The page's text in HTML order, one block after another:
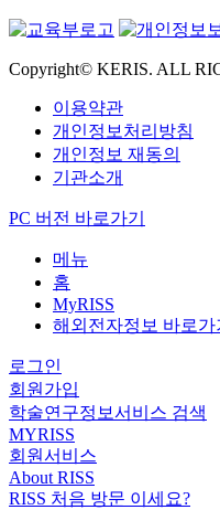
Copyright© KERIS. ALL
이용약관
개인정보처리방침
개인정보 재동의
기관소개
PC 버전 바로가기
메뉴
홈
MyRISS
해외전자정보 바로가
로그인
회원가입
학술연구정보서비스 검색
MYRISS
회원서비스
About RISS
RISS 처음 방문 이세요?